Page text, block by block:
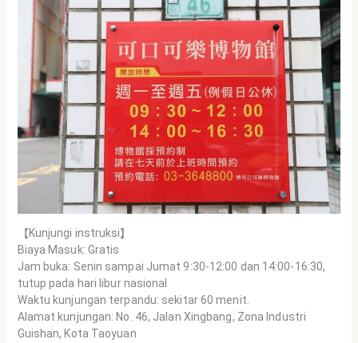
【Kunjungi instruksi】
Biaya Masuk: Gratis
Jam buka: Senin sampai Jumat 9:30-12:00 dan 14:00-16:30,
tutup pada hari libur nasional
Waktu kunjungan terpandu: sekitar 60 menit.
Alamat kunjungan: No. 46, Jalan Xingbang, Zona Industri
Guishan, Kota Taoyuan